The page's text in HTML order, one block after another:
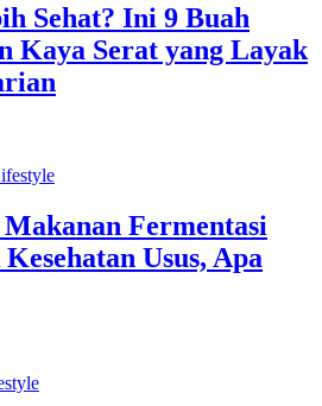
Sehat? Ini 9 Buah
Kaya Serat yang Layak
Fermentasi
Usus, Apa